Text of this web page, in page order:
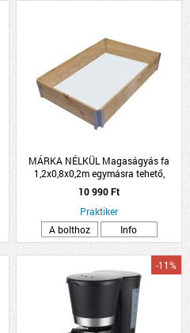
MÁRKA NÉLKÜL Magaságyás fa
1,2x0,8x0,2m egymásra tehető,
összecsukható
10 990 Ft
Praktiker
A bolthoz
Info
-11%